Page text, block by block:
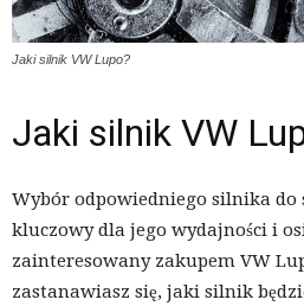
Jaki silnik VW Lupo?
Jaki silnik VW
Wybór odpowiedniego silnika do
kluczowy dla jego wydajności i
zainteresowany zakupem VW
zastanawiasz się, jaki silnik